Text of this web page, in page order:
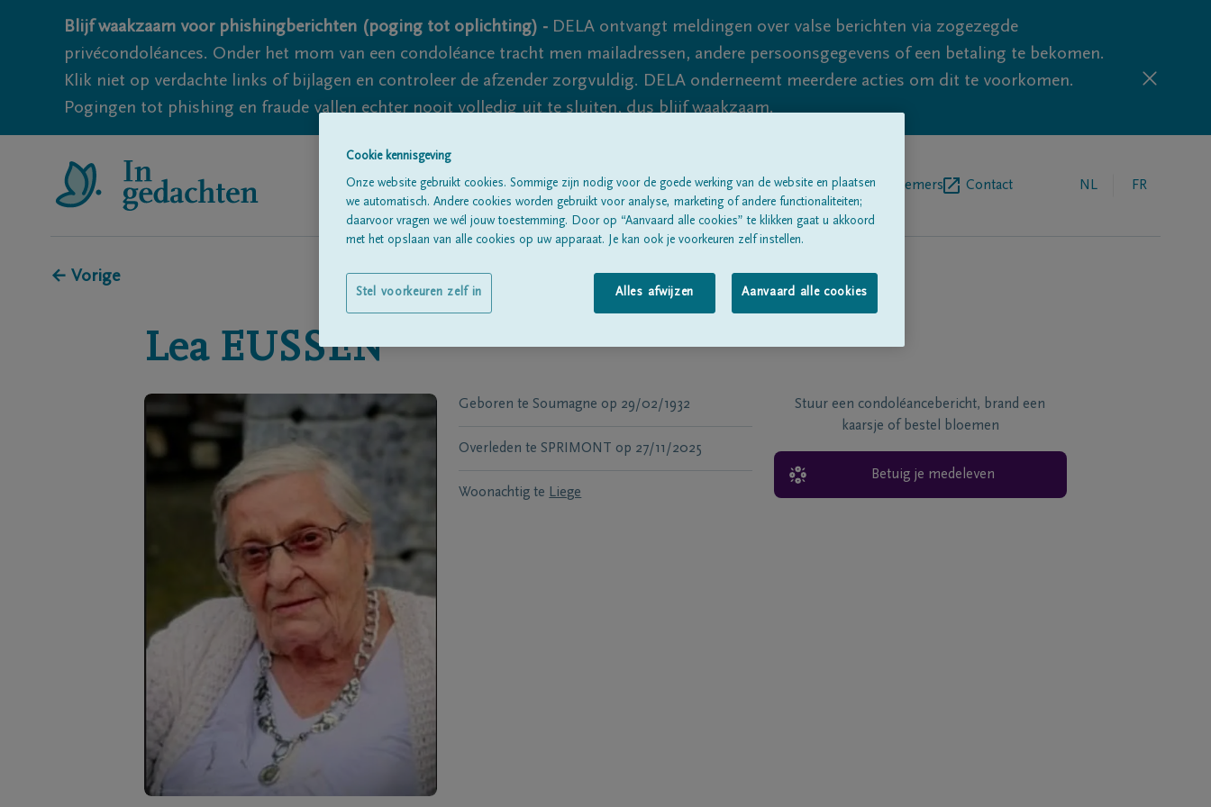
Blijf waakzaam voor phishingberichten (poging tot oplichting) - DELA ontvangt meldingen over valse berichten via zogezegde
privécondoléances. Onder het mom van een condoléance tracht men mailadressen, andere persoonsgegevens of een betaling te bekomen.
Klik niet op verdachte links of bijlagen en controleer de afzender zorgvuldig. DELA onderneemt meerdere acties om dit te voorkomen.
Pogingen tot phishing en fraude vallen echter nooit volledig uit te sluiten, dus blijf waakzaam.
Alle rouwberichtenOver onsBegrafenisondernemers Contact NL FR
← Vorige
Lea EUSSEN
Geboren te Soumagne op 29/02/1932
Overleden te SPRIMONT op 27/11/2025
Woonachtig te Liege
Stuur een condoléancebericht, brand een
kaarsje of bestel bloemen
Betuig je medeleven
Cookie kennisgeving
Onze website gebruikt cookies. Sommige zijn nodig voor de goede werking van de website en plaatsen
we automatisch. Andere cookies worden gebruikt voor analyse, marketing of andere functionaliteiten;
daarvoor vragen we wél jouw toestemming. Door op “Aanvaard alle cookies” te klikken gaat u akkoord
met het opslaan van alle cookies op uw apparaat. Je kan ook je voorkeuren zelf instellen.
Alles afwijzen Aanvaard alle cookies
Stel voorkeuren zelf in